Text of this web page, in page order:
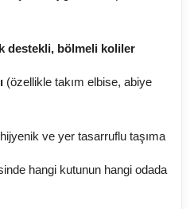
destekli, bölmeli koliler
(özellikle takım elbise, abiye
ve yer tasarruflu taşıma
hangi kutunun hangi odada